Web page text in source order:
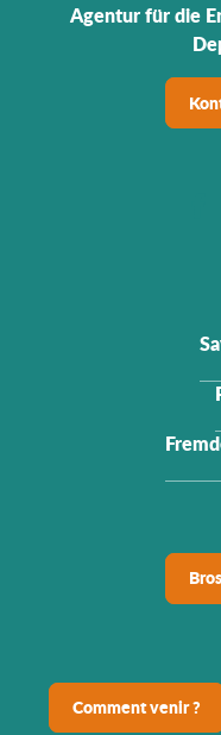
Agentur für die
Comment venir ?